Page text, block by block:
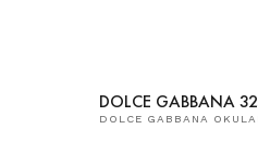
DOLCE GABBANA
DOLCE GABBANA